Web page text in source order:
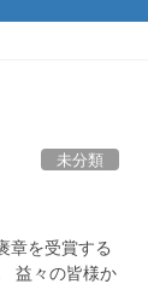
未分類
章を受賞する
益々の皆様か